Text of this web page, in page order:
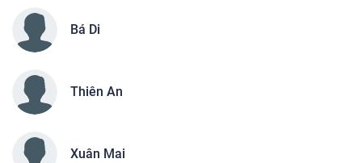
Bá Di
Thiên An
Xuân Mai